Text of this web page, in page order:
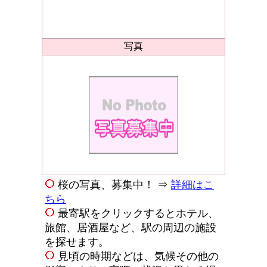
写真
桜の写真、募集中！ ⇒ 詳細はこ
ちら
最寄駅をクリックするとホテル、
旅館、居酒屋など、駅の周辺の施設
を探せます。
見頃の時期などは、気候その他の